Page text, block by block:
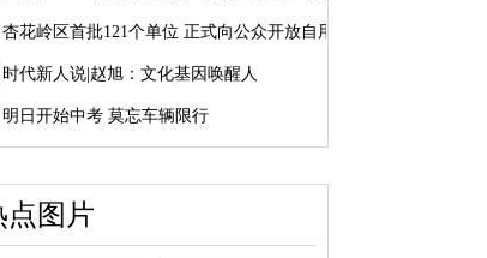
杏花岭区首批121个单位 正式向公众开放自用厕所
时代新人说|赵旭：文化基因唤醒人
明日开始中考 莫忘车辆限行
点图片